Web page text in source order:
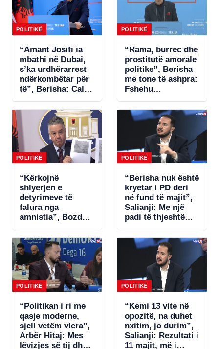
POLITIKË
“Amant Josifi ia
mbathi në Dubai,
s’ka urdhërarrest
ndërkombëtar për
të”, Berisha: Call-
janë fenomeni më
kriminal në
Shqipëri
POLITIKË
“Rama, burrec dhe
prostitutë amorale
politike”, Berisha
me tone të ashpra:
Fshehu
samitin në Spanjë!
POLITIKË
“Kërkojnë
shlyerjen e
detyrimeve të
falura nga
amnistia”, Bozdo
Po i bëhet presion
bizneseve.
Ministria e
Financave s’ka
miratuar aktet
nënligjore!
POLITIKË
“Berisha nuk është
kryetar i PD deri
në fund të majit”,
Salianji: Me një
padi të thjeshtë
statutin, por s’ia
jap këtë avantazh
Ramës (VIDEO)
POLITIKË
“Politikan i ri me
qasje moderne,
sjell vetëm vlera”,
Arbër Hitaj: Mes
lëvizjes së tij dhe
POLITIKË
“Kemi 13 vite në
opozitë, na duhet
nxitim, jo durim”,
Salianji: Rezultati i
11 majit, më i